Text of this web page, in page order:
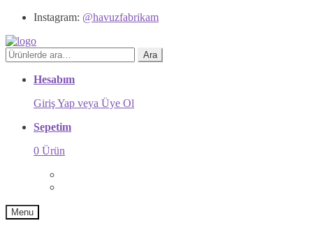
Instagram: @havuzfabrikam
Ara: Ara
Hesabım
Giriş Yap veya Üye Ol
Sepetim
0 Ürün
Menu